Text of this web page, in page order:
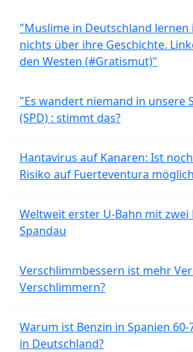
"Muslime in Deutschland lernen
nichts über ihre Geschichte.
den Westen (#Gratismut)"
"Es wandert niemand in unsere
(SPD) : stimmt das?
Hantavirus auf Kanaren: Ist
Risiko auf Fuerteventura
Weltweit erster U-Bahn mit zwei
Spandau
Verschlimmbessern ist mehr
Verschlimmern?
Warum ist Benzin in Spanien
in Deutschland?